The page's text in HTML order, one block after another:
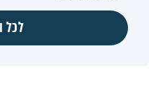
לכל